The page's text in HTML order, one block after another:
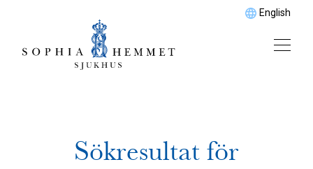
English
Sökresultat för